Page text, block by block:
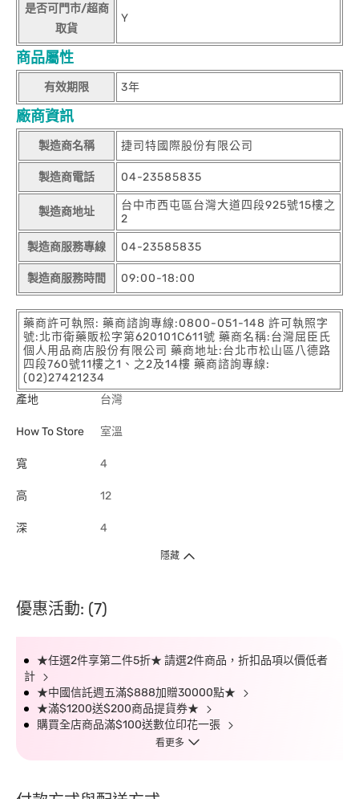
是否可門市/超商
取貨
Y
商品屬性
有效期限 3年
廠商資訊
製造商名稱 捷司特國際股份有限公司
製造商電話 04-23585835
製造商地址
台中市西屯區台灣大道四段925號15樓之
2
製造商服務專線 04-23585835
製造商服務時間 09:00-18:00
藥商許可執照: 藥商諮詢專線:0800-051-148 許可執照字
號:北市衛藥販松字第620101C611號 藥商名稱:台灣屈臣氏
個人用品商店股份有限公司 藥商地址:台北市松山區八德路
四段760號11樓之1、之2及14樓 藥商諮詢專線:
(02)27421234
產地
台灣
How To Store 室溫
寬 4
高 12
深 4
隱藏
優惠活動: (7)
★任選2件享第二件5折★ 請選2件商品，折扣品項以價低者
計
★中國信託週五滿$888加贈30000點★
★滿$1200送$200商品提貨券★
購買全店商品滿$100送數位印花一張
看更多